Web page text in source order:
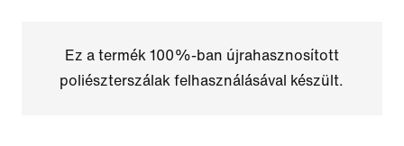
Ez a termék 100%-ban újrahasznosított
poliészterszálak felhasználásával készült.